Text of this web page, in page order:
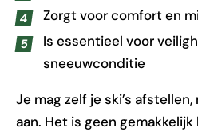
Zorgt voor comfort en
Is essentieel voor
sneeuwconditie
Je mag zelf je ski’s
aan. Het is geen